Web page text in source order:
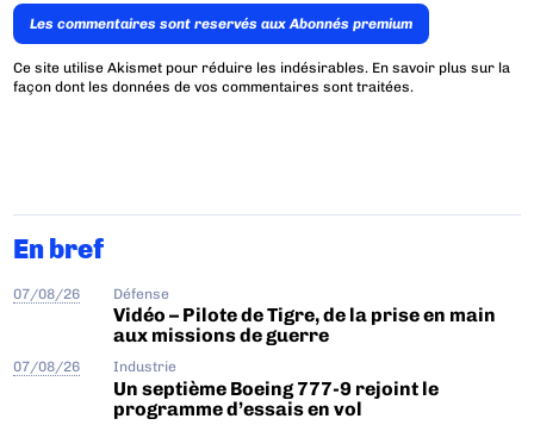
Les commentaires sont reservés aux Abonnés premium
Ce site utilise Akismet pour réduire les indésirables. En savoir plus sur la
façon dont les données de vos commentaires sont traitées.
En bref
07/08/26 Défense
Vidéo – Pilote de Tigre, de la prise en main
aux missions de guerre
07/08/26 Industrie
Un septième Boeing 777-9 rejoint le
programme d’essais en vol